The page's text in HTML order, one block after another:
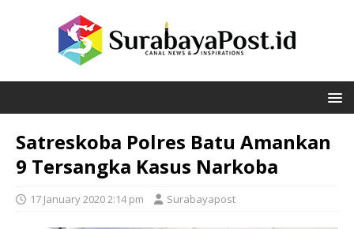
Satreskoba Polres Batu Amankan
9 Tersangka Kasus Narkoba
17 January 2020 2:14 pm Surabayapost